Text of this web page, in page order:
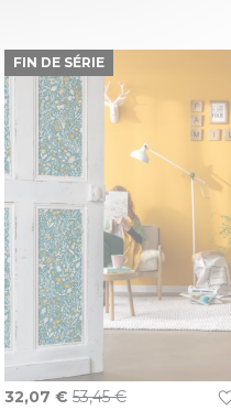
FIN DE SÉRIE
Prix Spécial
32,07 € 53,45 €